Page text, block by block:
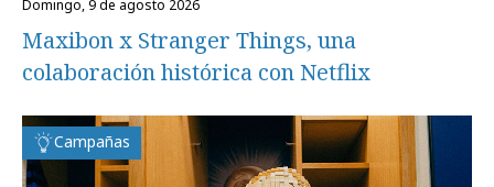
domingo, 9 de agosto 2026
Maxibon x Stranger Things, una
colaboración histórica con Netflix
Campañas